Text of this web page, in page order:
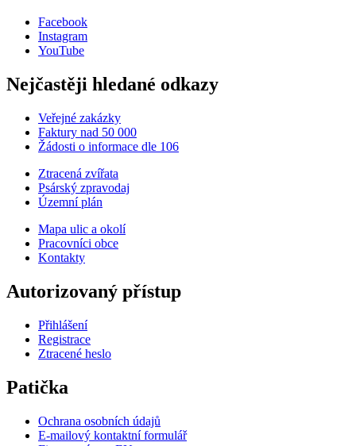
Facebook
Instagram
YouTube
Nejčastěji hledané odkazy
Veřejné zakázky
Faktury nad 50 000
Žádosti o informace dle 106
Ztracená zvířata
Psárský zpravodaj
Územní plán
Mapa ulic a okolí
Pracovníci obce
Kontakty
Autorizovaný přístup
Přihlášení
Registrace
Ztracené heslo
Patička
Ochrana osobních údajů
E-mailový kontaktní formulář